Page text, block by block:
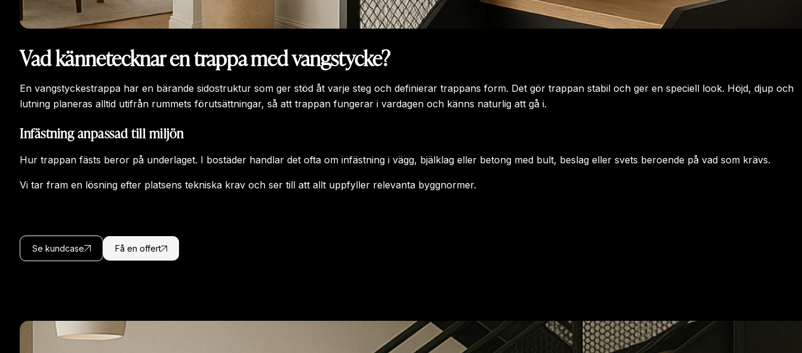
Vad kännetecknar en trappa med vangstycke?
En vangstyckestrappa har en bärande sidostruktur som ger stöd åt varje steg och definierar trappans form. Det gör trappan stabil och ger en speciell look. Höjd, djup och
lutning planeras alltid utifrån rummets förutsättningar, så att trappan fungerar i vardagen och känns naturlig att gå i.
Infästning anpassad till miljön
Hur trappan fästs beror på underlaget. I bostäder handlar det ofta om infästning i vägg, bjälklag eller betong med bult, beslag eller svets beroende på vad som krävs.
Vi tar fram en lösning efter platsens tekniska krav och ser till att allt uppfyller relevanta byggnormer.
Se kundcase Få en offert